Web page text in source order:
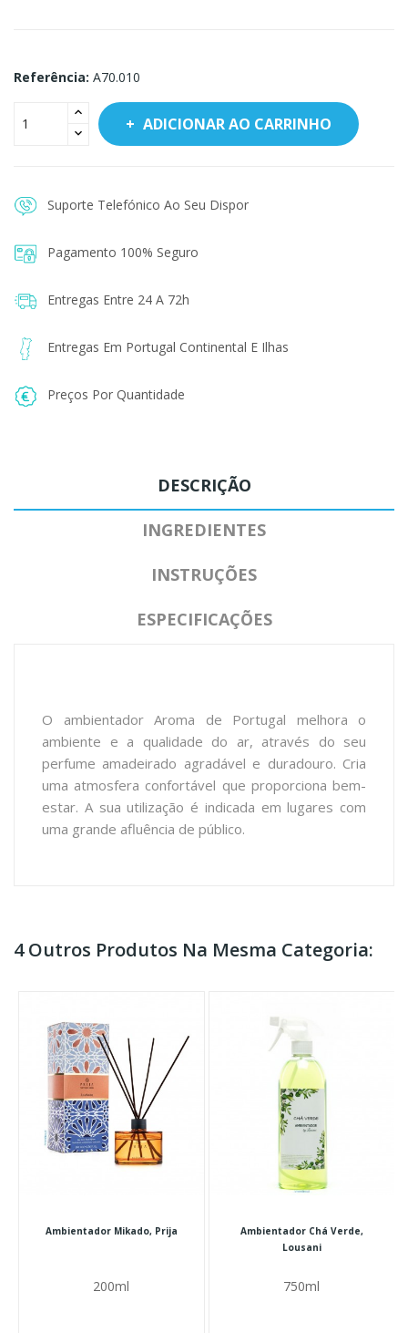
Referência: A70.010
ADICIONAR AO CARRINHO
Suporte Telefónico Ao Seu Dispor
Pagamento 100% Seguro
Entregas Entre 24 A 72h
Entregas Em Portugal Continental E Ilhas
Preços Por Quantidade
DESCRIÇÃO
INGREDIENTES
INSTRUÇÕES
ESPECIFICAÇÕES
O ambientador Aroma de Portugal melhora o
ambiente e a qualidade do ar, através do seu
perfume amadeirado agradável e duradouro. Cria
uma atmosfera confortável que proporciona bem-
estar. A sua utilização é indicada em lugares com
uma grande afluência de público.
4 Outros Produtos Na Mesma Categoria:
Ambientador Mikado, Prija
200ml
Ambientador Chá Verde,
Lousani
750ml